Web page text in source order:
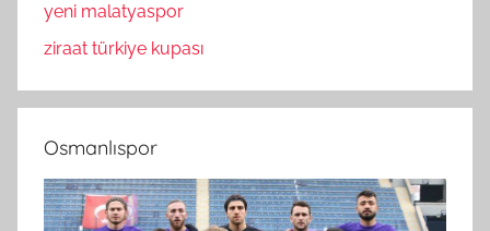
yeni malatyaspor
ziraat türkiye kupası
Osmanlıspor